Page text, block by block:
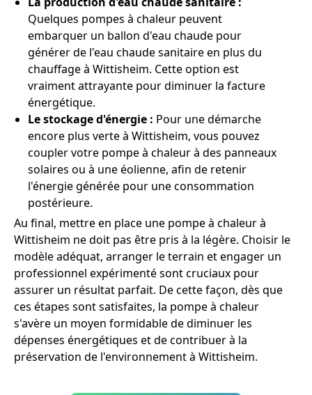
Quelques pompes à chaleur peuvent
embarquer un ballon d'eau chaude pour
générer de l'eau chaude sanitaire en plus du
chauffage à Wittisheim. Cette option est
vraiment attrayante pour diminuer la facture
énergétique.
Le stockage d'énergie : Pour une démarche
encore plus verte à Wittisheim, vous pouvez
coupler votre pompe à chaleur à des panneaux
solaires ou à une éolienne, afin de retenir
l'énergie générée pour une consommation
postérieure.
Au final, mettre en place une pompe à chaleur à
Wittisheim ne doit pas être pris à la légère. Choisir le
modèle adéquat, arranger le terrain et engager un
professionnel expérimenté sont cruciaux pour
assurer un résultat parfait. De cette façon, dès que
ces étapes sont satisfaites, la pompe à chaleur
s'avère un moyen formidable de diminuer les
dépenses énergétiques et de contribuer à la
préservation de l'environnement à Wittisheim.